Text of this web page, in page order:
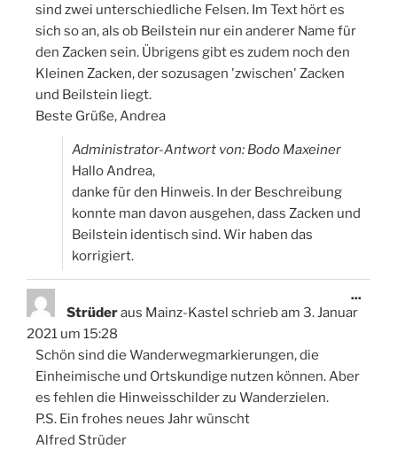
sind zwei unterschiedliche Felsen. Im Text hört es
sich so an, als ob Beilstein nur ein anderer Name für
den Zacken sein. Übrigens gibt es zudem noch den
Kleinen Zacken, der sozusagen 'zwischen' Zacken
und Beilstein liegt.
Beste Grüße, Andrea
Administrator-Antwort von: Bodo Maxeiner
Hallo Andrea,
danke für den Hinweis. In der Beschreibung
konnte man davon ausgehen, dass Zacken und
Beilstein identisch sind. Wir haben das
korrigiert.
Strüderaus Mainz-Kastel schrieb am 3. Januar
2021 um 15:28
Schön sind die Wanderwegmarkierungen, die
Einheimische und Ortskundige nutzen können. Aber
es fehlen die Hinweisschilder zu Wanderzielen.
P.S. Ein frohes neues Jahr wünscht
Alfred Strüder
...